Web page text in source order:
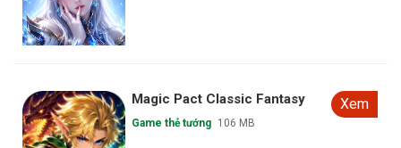
Magic Pact Classic Fantasy
Game thẻ tướng 106 MB
Xem